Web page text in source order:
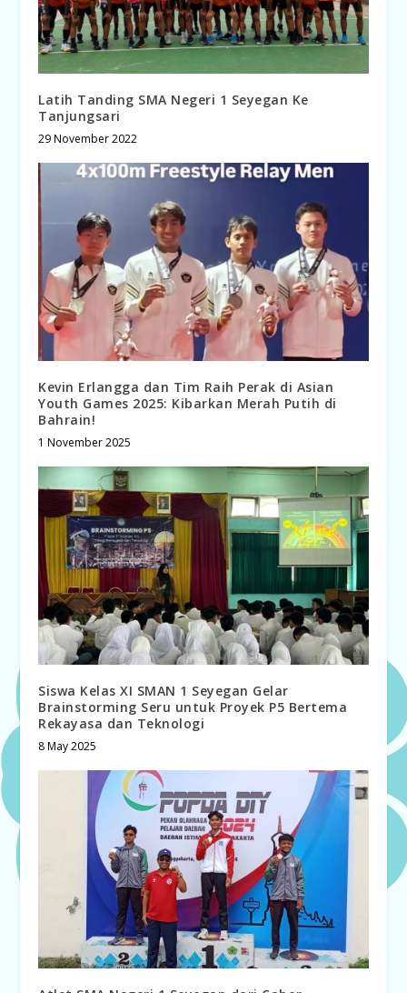
Latih Tanding SMA Negeri 1 Seyegan Ke
Tanjungsari
29 November 2022
Kevin Erlangga dan Tim Raih Perak di Asian
Youth Games 2025: Kibarkan Merah Putih di
Bahrain!
1 November 2025
Siswa Kelas XI SMAN 1 Seyegan Gelar
Brainstorming Seru untuk Proyek P5 Bertema
Rekayasa dan Teknologi
8 May 2025